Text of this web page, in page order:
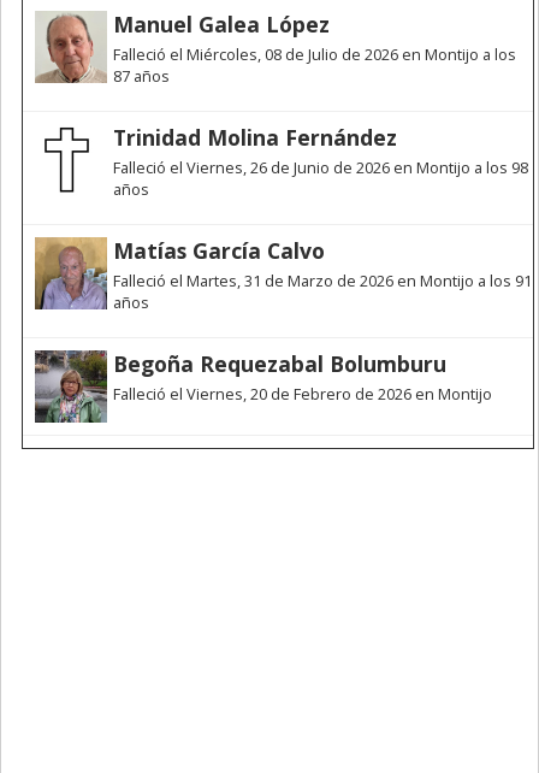
Manuel Galea López
Falleció el Miércoles, 08 de Julio de 2026 en Montijo a los
87 años
Trinidad Molina Fernández
Falleció el Viernes, 26 de Junio de 2026 en Montijo a los 98
años
Matías García Calvo
Falleció el Martes, 31 de Marzo de 2026 en Montijo a los 91
años
Begoña Requezabal Bolumburu
Falleció el Viernes, 20 de Febrero de 2026 en Montijo